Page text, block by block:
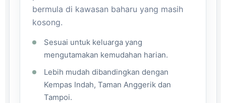
bermula di kawasan baharu yang masih
kosong.
Sesuai untuk keluarga yang
mengutamakan kemudahan harian.
Lebih mudah dibandingkan dengan
Kempas Indah, Taman Anggerik dan
Tampoi.